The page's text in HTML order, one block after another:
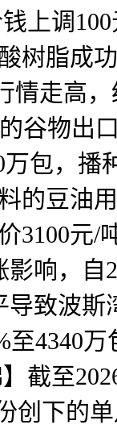
上调
树脂成
走高
谷物出
包，
的豆油
3100元
响，
致波
4340
截至
下的